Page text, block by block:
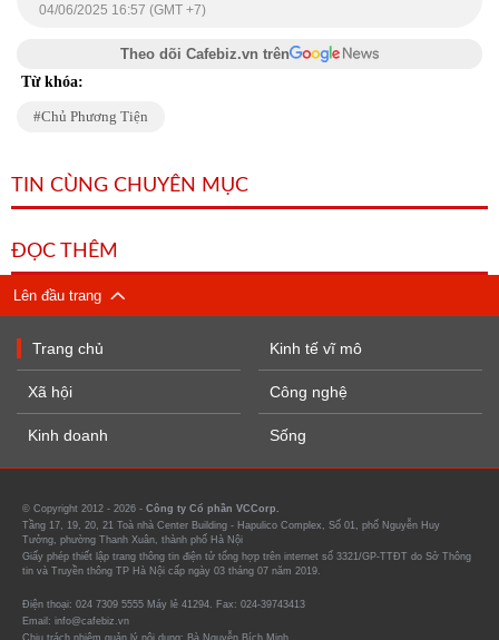
04/06/2025 16:57 (GMT +7)
Theo dõi Cafebiz.vn trên
Từ khóa:
Chủ Phương Tiện
TIN CÙNG CHUYÊN MỤC
ĐỌC THÊM
Lên đầu trang
Trang chủ
Xã hội
Kinh doanh
Kinh tế vĩ mô
Công nghệ
Sống
© Copyright 2012 - 2026 - Công ty Cổ phần VCCorp.
Tầng 17, 19, 20, 21 Toà nhà Center Building - Hapulico Complex, Số 01, phố Nguyễn Huy
Tưởng, phường Thanh Xuân, thành phố Hà Nội
Giấy phép thiết lập trang thông tin điện tử tổng hợp trên internet số 3321/GP-TTĐT do Sở Thông
tin và Truyền thông TP Hà Nội cấp ngày 03 tháng 07 năm 2019.
Điện thoại: 024 7309 5555 Máy lẻ 41294. Fax: 024-39743413
Email: info@cafebiz.vn
Chịu trách nhiệm quản lý nội dung: Bà Nguyễn Bích Minh